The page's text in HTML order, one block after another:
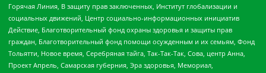
Горячая Линия, В защиту прав заключенных, Институт глобализации и
социальных движений, Центр социально-информационных инициатив
Действие, Благотворительный фонд охраны здоровья и защиты прав
граждан, Благотворительный фонд помощи осужденным и их семьям, Фонд
Тольятти, Новое время, Серебряная тайга, Так-Так-Так, Сова, центр Анна,
Проект Апрель, Самарская губерния, Эра здоровья, Мемориал,